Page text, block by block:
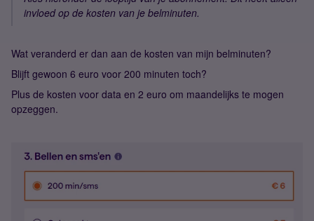
invloed op de kosten van je belminuten.
Wat veranderd er dan aan de kosten van mijn belminuten?
Blijft gewoon 6 euro voor 200 minuten toch?
Plus de kosten voor data en 2 euro om maandelijks te mogen
opzeggen.